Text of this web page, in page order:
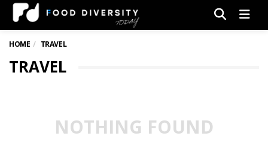
HOME TRAVEL
TRAVEL
NOTHING FOUND